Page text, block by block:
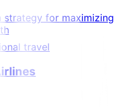
strategy for maximizing
travel